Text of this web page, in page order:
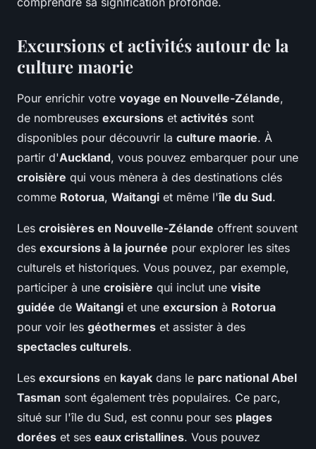
Excursions et activités autour de la
culture maorie
Pour enrichir votre voyage en Nouvelle-Zélande,
de nombreuses excursions et activités sont
disponibles pour découvrir la culture maorie. À
partir d'Auckland, vous pouvez embarquer pour une
croisière qui vous mènera à des destinations clés
comme Rotorua, Waitangi et même l'île du Sud.
Les croisières en Nouvelle-Zélande offrent souvent
des excursions à la journée pour explorer les sites
culturels et historiques. Vous pouvez, par exemple,
participer à une croisière qui inclut une visite
guidée de Waitangi et une excursion à Rotorua
pour voir les géothermes et assister à des
spectacles culturels.
Les excursions en kayak dans le parc national Abel
Tasman sont également très populaires. Ce parc,
situé sur l'île du Sud, est connu pour ses plages
dorées et ses eaux cristallines. Vous pouvez